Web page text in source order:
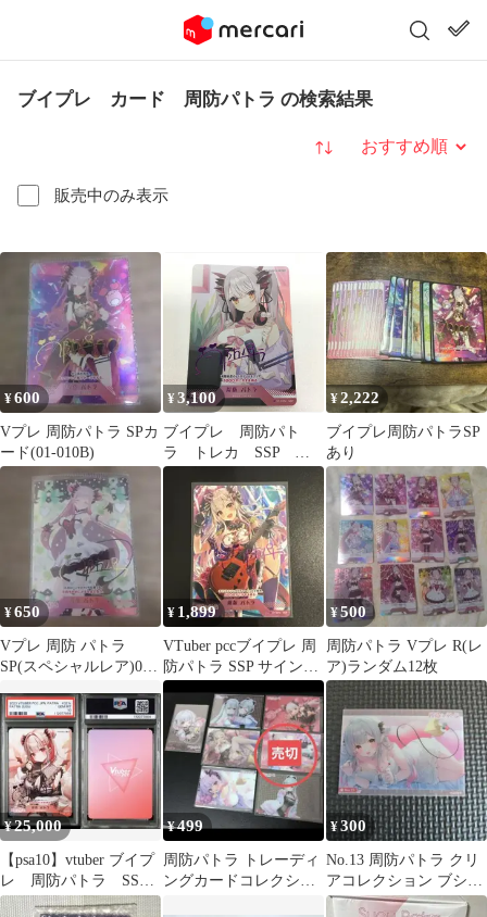
ブイプレ カード 周防パトラ の検索結果
販売中のみ表示
並び替え
¥600
Vプレ 周防パトラ SPカ
ード(01-010B)
¥3,100
ブイプレ 周防パト
ラ トレカ SSP 紫
箔押しサイン入り
¥2,222
ブイプレ周防パトラSP
あり
¥650
Vプレ 周防 パトラ
SP(スペシャルレア)01-
¥ 1,899
VTuber pccブイプレ 周
防パトラ SSP サイン付
き
¥500
周防パトラ Vプレ R(レ
ア)ランダム12枚
¥25,000
【psa10】vtuber ブイプ
レ 周防パトラ SSP
箔押しサイン
¥499
周防パトラ トレーディ
ングカードコレクショ
¥300
No.13 周防パトラ クリ
アコレクション ブシロ
ード